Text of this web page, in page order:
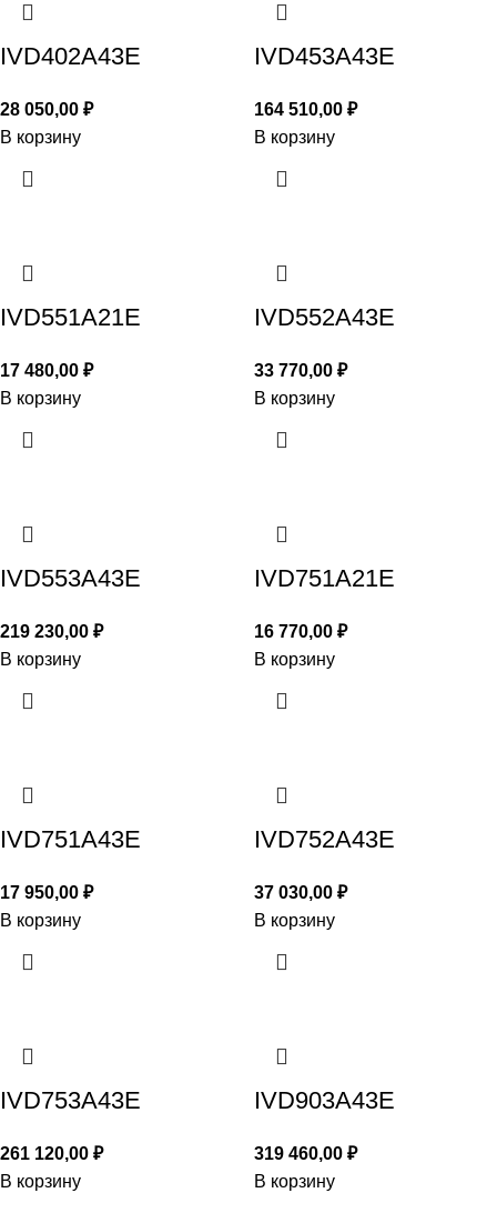
IVD402A43E
28 050,00 ₽
В корзину
IVD453A43E
164 510,00 ₽
В корзину
IVD551A21E
17 480,00 ₽
В корзину
IVD552A43E
33 770,00 ₽
В корзину
IVD553A43E
219 230,00 ₽
В корзину
IVD751A21E
16 770,00 ₽
В корзину
IVD751A43E
17 950,00 ₽
В корзину
IVD752A43E
37 030,00 ₽
В корзину
IVD753A43E
261 120,00 ₽
В корзину
IVD903A43E
319 460,00 ₽
В корзину